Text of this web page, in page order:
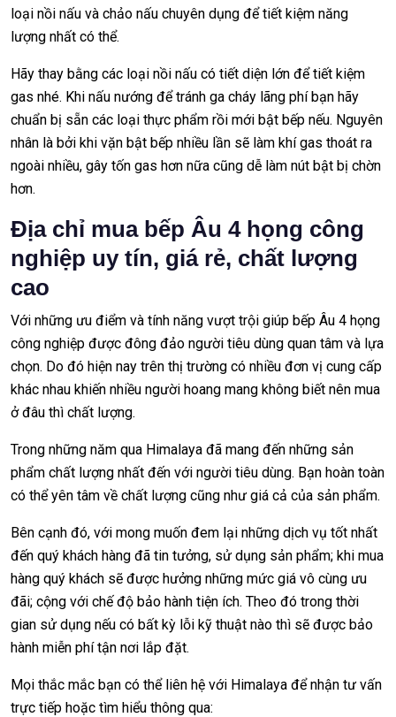
loại nồi nấu và chảo nấu chuyên dụng để tiết kiệm năng
lượng nhất có thể.
Hãy thay bằng các loại nồi nấu có tiết diện lớn để tiết kiệm
gas nhé. Khi nấu nướng để tránh ga cháy lãng phí bạn hãy
chuẩn bị sẵn các loại thực phẩm rồi mới bật bếp nếu. Nguyên
nhân là bởi khi vặn bật bếp nhiều lần sẽ làm khí gas thoát ra
ngoài nhiều, gây tốn gas hơn nữa cũng dễ làm nút bật bị chờn
hơn.
Địa chỉ mua bếp Âu 4 họng công
nghiệp uy tín, giá rẻ, chất lượng
cao
Với những ưu điểm và tính năng vượt trội giúp bếp Âu 4 họng
công nghiệp được đông đảo người tiêu dùng quan tâm và lựa
chọn. Do đó hiện nay trên thị trường có nhiều đơn vị cung cấp
khác nhau khiến nhiều người hoang mang không biết nên mua
ở đâu thì chất lượng.
Trong những năm qua Himalaya đã mang đến những sản
phẩm chất lượng nhất đến với người tiêu dùng. Bạn hoàn toàn
có thể yên tâm về chất lượng cũng như giá cả của sản phẩm.
Bên cạnh đó, với mong muốn đem lại những dịch vụ tốt nhất
đến quý khách hàng đã tin tưởng, sử dụng sản phẩm; khi mua
hàng quý khách sẽ được hưởng những mức giá vô cùng ưu
đãi; cộng với chế độ bảo hành tiện ích. Theo đó trong thời
gian sử dụng nếu có bất kỳ lỗi kỹ thuật nào thì sẽ được bảo
hành miễn phí tận nơi lắp đặt.
Mọi thắc mắc bạn có thể liên hệ với Himalaya để nhận tư vấn
trực tiếp hoặc tìm hiểu thông qua: